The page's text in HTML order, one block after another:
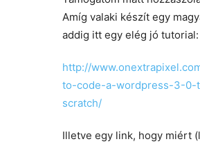
Amíg valaki készít egy
addig itt egy elég jó tutorial:
http://
to-code-a-wordpress-3-0-
scratch/
Illetve egy link, hogy miért